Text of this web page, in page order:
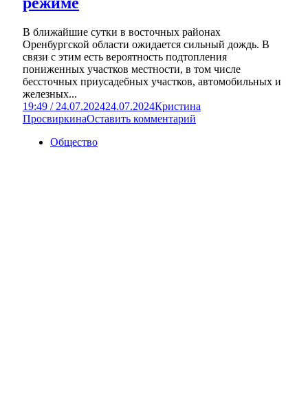
В ближайшие сутки в восточных районах
Оренбургской области ожидается сильный дождь. В
связи с этим есть вероятность подтопления
пониженных участков местности, в том числе
бессточных приусадебных участков, автомобильных и
железных...
19:49 / 24.07.202424.07.2024Кристина
ПросвиркинаОставить комментарий
Общество